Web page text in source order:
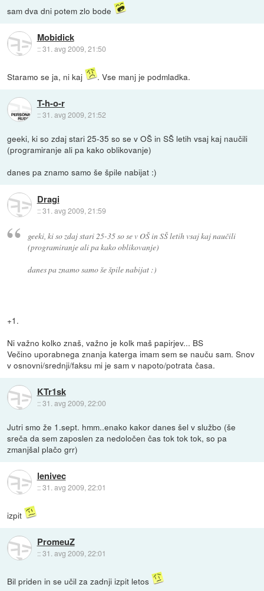
sam dva dni potem zlo bode
Mobidick
::31. avg 2009, 21:50
Staramo se ja, ni kaj . Vse manj je podmladka.
T-h-o-r
::31. avg 2009, 21:52
geeki, ki so zdaj stari 25-35 so se v OŠ in SŠ letih vsaj kaj naučili
(programiranje ali pa kako oblikovanje)
danes pa znamo samo še špile nabijat :)
Dragi
::31. avg 2009, 21:59
geeki, ki so zdaj stari 25-35 so se v OŠ in SŠ letih vsaj kaj naučili
(programiranje ali pa kako oblikovanje)
danes pa znamo samo še špile nabijat :)
+1.
Ni važno kolko znaš, važno je kolk maš papirjev... BS
Večino uporabnega znanja katerga imam sem se nauču sam. Snov
v osnovni/srednji/faksu mi je sam v napoto/potrata časa.
KTr1sk
::31. avg 2009, 22:00
Jutri smo že 1.sept. hmm..enako kakor danes šel v službo (še
sreča da sem zaposlen za nedoločen čas tok tok tok, so pa
zmanjšal plačo grr)
lenivec
::31. avg 2009, 22:01
izpit
PromeuZ
::31. avg 2009, 22:01
Bil priden in se učil za zadnji izpit letos